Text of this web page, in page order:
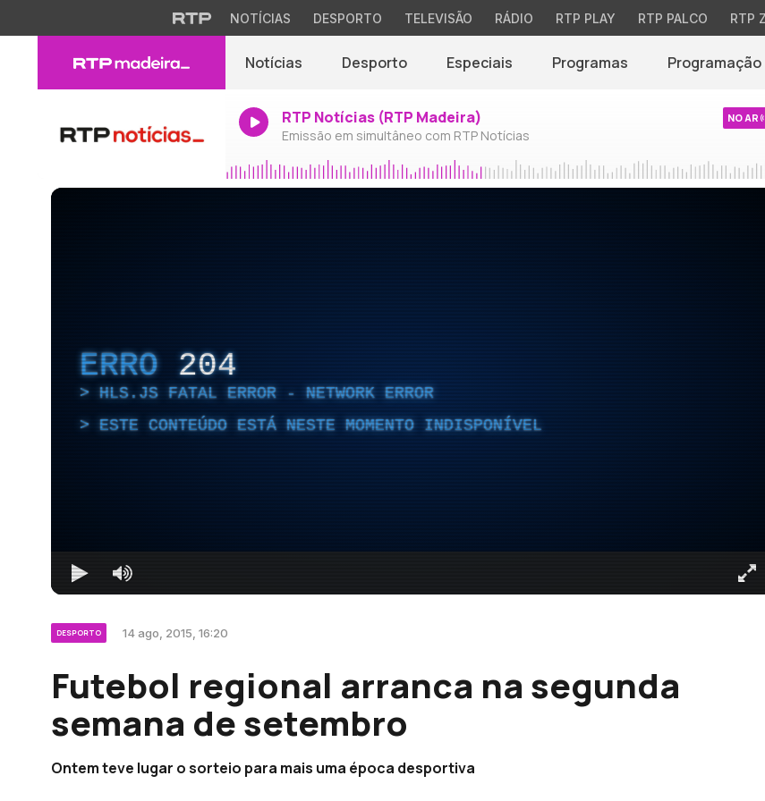
NOTÍCIAS DESPORTO TELEVISÃO RÁDIO RTP PLAY RTP PALCO RTP
Notícias Desporto Especiais Programas Programação
RTP Notícias (RTP Madeira)
Emissão em simultâneo com RTP Notícias
NO AR
ERRO 204
HLS.JS FATAL ERROR - NETWORK ERROR
ESTE CONTEÚDO ESTÁ NESTE MOMENTO INDISPONÍVEL
DESPORTO 14 ago, 2015, 16:20
Futebol regional arranca na segunda
semana de setembro
Ontem teve lugar o sorteio para mais uma época desportiva